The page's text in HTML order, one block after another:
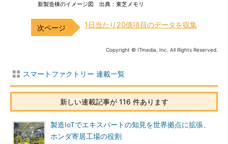
新製造棟のイメージ図 出典：東芝メモリ
1日当たり20億項目のデータを収集
Copyright © ITmedia, Inc. All Rights Reserved.
スマートファクトリー 連載一覧
新しい連載記事が 116 件あります
製造IoTでエキスパートの知見を世界拠点に拡張、
ホンダ寄居工場の役割